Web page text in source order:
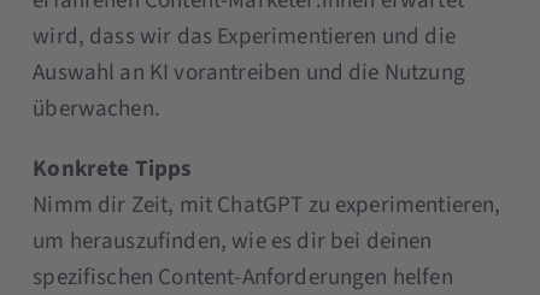
wird, dass wir das Experimentieren und die
Auswahl an KI vorantreiben und die Nutzung
überwachen.
Konkrete Tipps
Nimm dir Zeit, mit ChatGPT zu experimentieren,
um herauszufinden, wie es dir bei deinen
spezifischen Content-Anforderungen helfen